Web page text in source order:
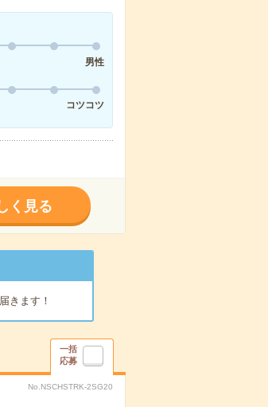
男性
コツコツ
く見る
きます！
一括
応募
No.NSCHSTRK-2SG20